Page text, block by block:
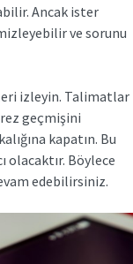
Ancak ister
ve sorunu
izleyin. Talimatlar
geçmişini
kapatın. Bu
olacaktır. Böylece
edebilirsiniz.